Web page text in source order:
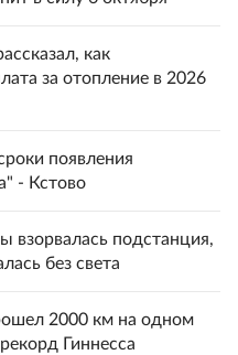
как
за отопление в 2026
появления
- Кстово
взорвалась подстанция,
без света
2000 км на одном
Гиннесса